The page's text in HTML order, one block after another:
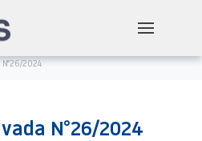
N°26/2024
N°26/2024